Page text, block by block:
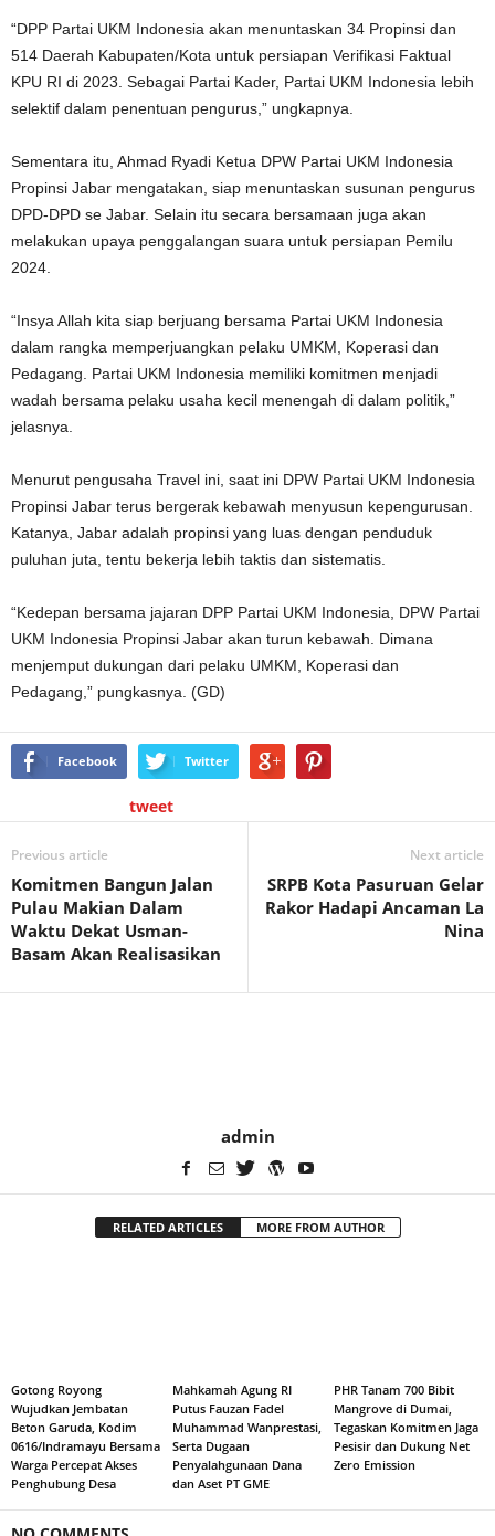
“DPP Partai UKM Indonesia akan menuntaskan 34 Propinsi dan
514 Daerah Kabupaten/Kota untuk persiapan Verifikasi Faktual
KPU RI di 2023. Sebagai Partai Kader, Partai UKM Indonesia lebih
selektif dalam penentuan pengurus,” ungkapnya.
Sementara itu, Ahmad Ryadi Ketua DPW Partai UKM Indonesia
Propinsi Jabar mengatakan, siap menuntaskan susunan pengurus
DPD-DPD se Jabar. Selain itu secara bersamaan juga akan
melakukan upaya penggalangan suara untuk persiapan Pemilu
2024.
“Insya Allah kita siap berjuang bersama Partai UKM Indonesia
dalam rangka memperjuangkan pelaku UMKM, Koperasi dan
Pedagang. Partai UKM Indonesia memiliki komitmen menjadi
wadah bersama pelaku usaha kecil menengah di dalam politik,”
jelasnya.
Menurut pengusaha Travel ini, saat ini DPW Partai UKM Indonesia
Propinsi Jabar terus bergerak kebawah menyusun kepengurusan.
Katanya, Jabar adalah propinsi yang luas dengan penduduk
puluhan juta, tentu bekerja lebih taktis dan sistematis.
“Kedepan bersama jajaran DPP Partai UKM Indonesia, DPW Partai
UKM Indonesia Propinsi Jabar akan turun kebawah. Dimana
menjemput dukungan dari pelaku UMKM, Koperasi dan
Pedagang,” pungkasnya. (GD)
Facebook Twitter
tweet
Previous article
Komitmen Bangun Jalan
Pulau Makian Dalam
Waktu Dekat Usman-
Basam Akan Realisasikan
Next article
SRPB Kota Pasuruan Gelar
Rakor Hadapi Ancaman La
Nina
admin
RELATED ARTICLES MORE FROM AUTHOR
Gotong Royong
Wujudkan Jembatan
Beton Garuda, Kodim
0616/Indramayu Bersama
Warga Percepat Akses
Penghubung Desa
Mahkamah Agung RI
Putus Fauzan Fadel
Muhammad Wanprestasi,
Serta Dugaan
Penyalahgunaan Dana
dan Aset PT GME
PHR Tanam 700 Bibit
Mangrove di Dumai,
Tegaskan Komitmen Jaga
Pesisir dan Dukung Net
Zero Emission